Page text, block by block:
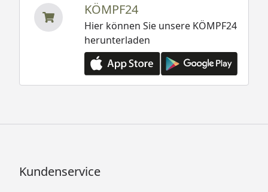
KÖMPF24
Hier können Sie unsere KÖMPF24
herunterladen
Kundenservice